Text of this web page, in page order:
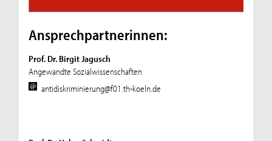
Ansprechpartnerinnen:
Prof. Dr. Birgit Jagusch
Angewandte Sozialwissenschaften
antidiskriminierung@f01.th-koeln.de